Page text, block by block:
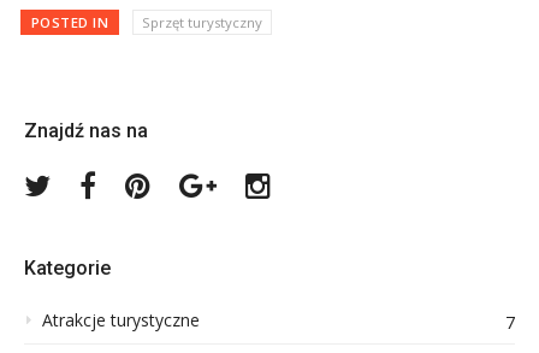
POSTED IN Sprzęt turystyczny
Znajdź nas na
Twitter FacebookPinterestGoogle
Plus
Instagram
Kategorie
Atrakcje turystyczne 7